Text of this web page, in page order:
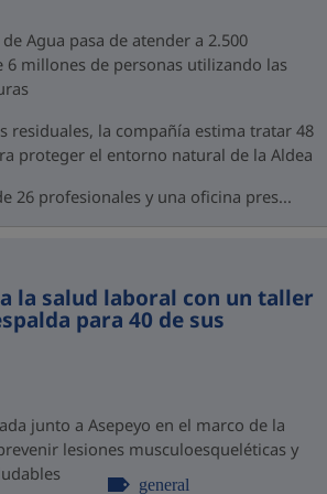
Agua pasa de atender a 2.500
6 millones de personas utilizando las
residuales, la compañía estima tratar 48
proteger el entorno natural de la Aldea
26 profesionales y una oficina pres...
la salud laboral con un taller
para 40 de sus
junto a Asepeyo en el marco de la
prevenir lesiones musculoesqueléticas y
general